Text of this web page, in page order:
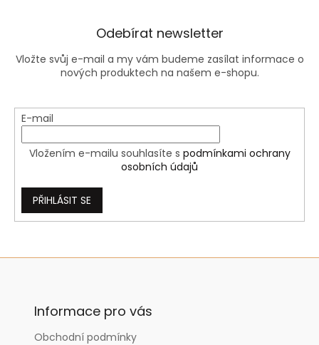
Odebírat newsletter
Vložte svůj e-mail a my vám budeme zasílat informace o
nových produktech na našem e-shopu.
E-mail
Vložením e-mailu souhlasíte s podmínkami ochrany
osobních údajů
PŘIHLÁSIT SE
Z
Informace pro vás
Obchodní podmínky